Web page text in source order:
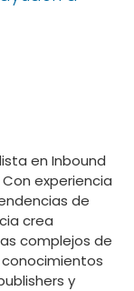
en Inbound
experiencia
de
crea
complejos de
y